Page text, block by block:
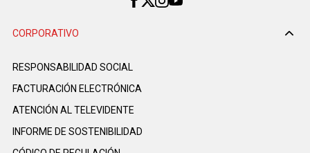
CORPORATIVO
RESPONSABILIDAD SOCIAL
FACTURACIÓN ELECTRÓNICA
ATENCIÓN AL TELEVIDENTE
INFORME DE SOSTENIBILIDAD